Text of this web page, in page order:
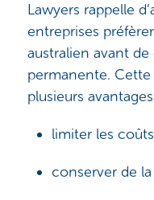
Lawyers rappelle
entreprises
australien avant
permanente.
plusieurs
limiter les
conserver de